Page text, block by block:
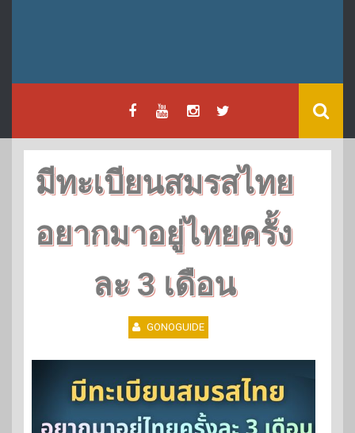
มีทะเบียนสมรสไทย
อยากมาอยู่ไทยครั้ง
ละ 3 เดือน
GONOGUIDE